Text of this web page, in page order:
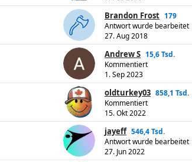
Brandon Frost 179
Antwort wurde bearbeitet
27. Aug 2018
Andrew S 15,6 Tsd.
Kommentiert
1. Sep 2023
oldturkey03 858,1 Tsd.
Kommentiert
15. Okt 2022
jayeff 546,4 Tsd.
Antwort wurde bearbeitet
27. Jun 2022